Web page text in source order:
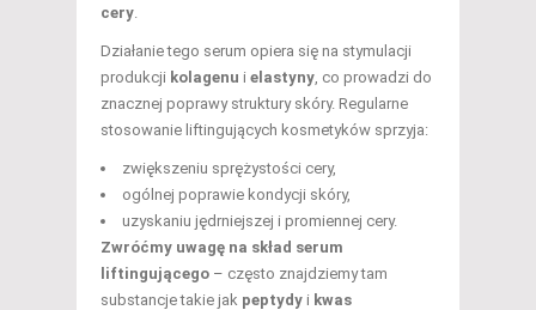
cery
Działanie tego serum opiera się na stymulacji
produkcji kolagenu i elastyny , co prowadzi do
znacznej poprawy struktury skóry. Regularne
stosowanie liftingujących kosmetyków sprzyja:
zwiększeniu sprężystości cery,
ogólnej poprawie kondycji skóry,
uzyskaniu jędrniejszej i promiennej cery.
Zwróćmy uwagę na skład serum
liftingującego – często znajdziemy tam
substancje takie jak peptydy i kwas